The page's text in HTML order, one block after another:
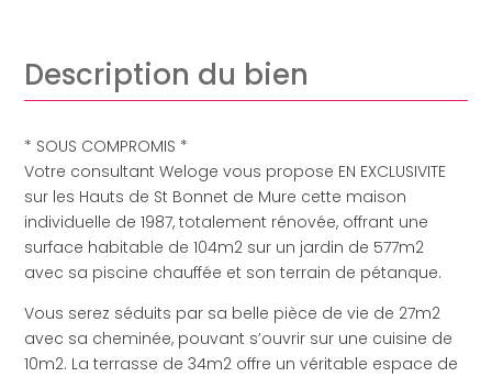
Description du bien
* SOUS COMPROMIS *
Votre consultant Weloge vous propose EN EXCLUSIVITE
sur les Hauts de St Bonnet de Mure cette maison
individuelle de 1987, totalement rénovée, offrant une
surface habitable de 104m2 sur un jardin de 577m2
avec sa piscine chauffée et son terrain de pétanque.
Vous serez séduits par sa belle pièce de vie de 27m2
avec sa cheminée, pouvant s’ouvrir sur une cuisine de
10m2. La terrasse de 34m2 offre un véritable espace de